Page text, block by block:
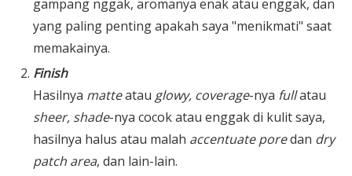
gampang nggak, aromanya enak atau enggak, dan
yang paling penting apakah saya "menikmati" saat
memakainya.
Finish
Hasilnya matteatau glowy, coverage-nya fullatau
sheer, shade-nya cocok atau enggak di kulit saya,
hasilnya halus atau malah accentuate poredan dry
patch area, dan lain-lain.